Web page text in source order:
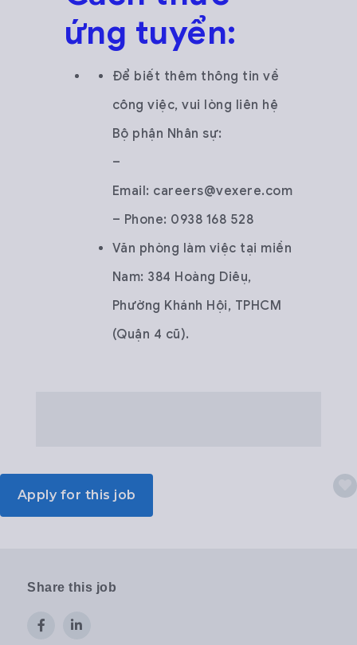
ứng tuyển:
Để biết thêm thông tin về
công việc, vui lòng liên hệ
Bộ phận Nhân sự:
–
Email: careers@vexere.com
– Phone: 0938 168 528
Văn phòng làm việc tại miền
Nam: 384 Hoàng Diêụ,
Phường Khánh Hội, TPHCM
(Quận 4 cũ).
Apply for this job
Share this job